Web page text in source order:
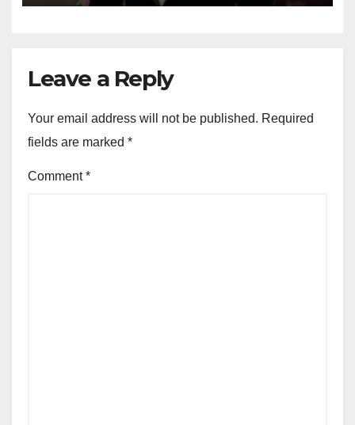
Leave a Reply
Your email address will not be published. Required
fields are marked *
Comment*